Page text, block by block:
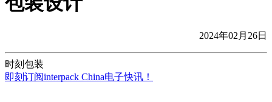
2024年02月26日
时刻包装
即刻订阅interpack China电子快讯！